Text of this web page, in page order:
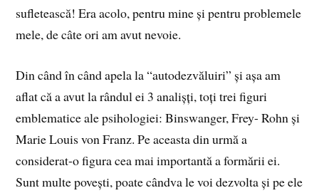
sufletească! Era acolo, pentru mine și pentru problemele
mele, de câte ori am avut nevoie.
Din când în când apela la “autodezvăluiri” și așa am
aflat că a avut la rândul ei 3 analișți, toți trei figuri
emblematice ale psihologiei: Binswanger, Frey- Rohn și
Marie Louis von Franz. Pe aceasta din urmă a
considerat-o figura cea mai importantă a formării ei.
Sunt multe povești, poate cândva le voi dezvolta și pe ele